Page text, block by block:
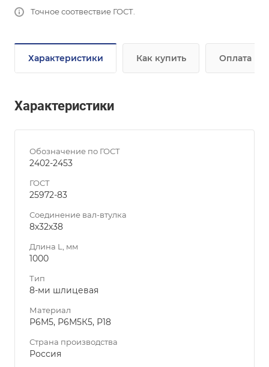
Точное соотвествие ГОСТ.
Характеристики Как купить Оплата
Характеристики
Обозначение по ГОСТ
2402-2453
ГОСТ
25972-83
Соединение вал-втулка
8х32х38
Длина L, мм
1000
Тип
8-ми шлицевая
Материал
Р6М5, Р6М5К5, Р18
Страна производства
Россия